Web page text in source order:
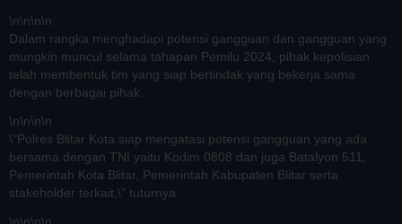
\n\n\n\n
Dalam rangka menghadapi potensi gangguan dan gangguan yang
mungkin muncul selama tahapan Pemilu 2024, pihak kepolisian
telah membentuk tim yang siap bertindak yang bekerja sama
dengan berbagai pihak.
\n\n\n\n
\"Polres Blitar Kota siap mengatasi potensi gangguan yang ada
bersama dengan TNI yaitu Kodim 0808 dan juga Batalyon 511,
Pemerintah Kota Blitar, Pemerintah Kabupaten Blitar serta
stakeholder terkait,\" tuturnya.